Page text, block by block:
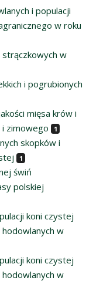
i populacji
w roku
strączkowych w
i pogrubionych
mięsa krów i
i zimowego
1
skopków i
1
świń
polskiej
koni czystej
w
koni czystej
w